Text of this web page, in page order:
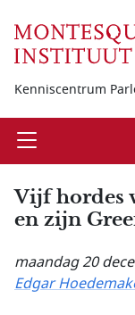
Kenniscentrum
Open
Vijf hordes
en zijn
maandag 20
Edgar